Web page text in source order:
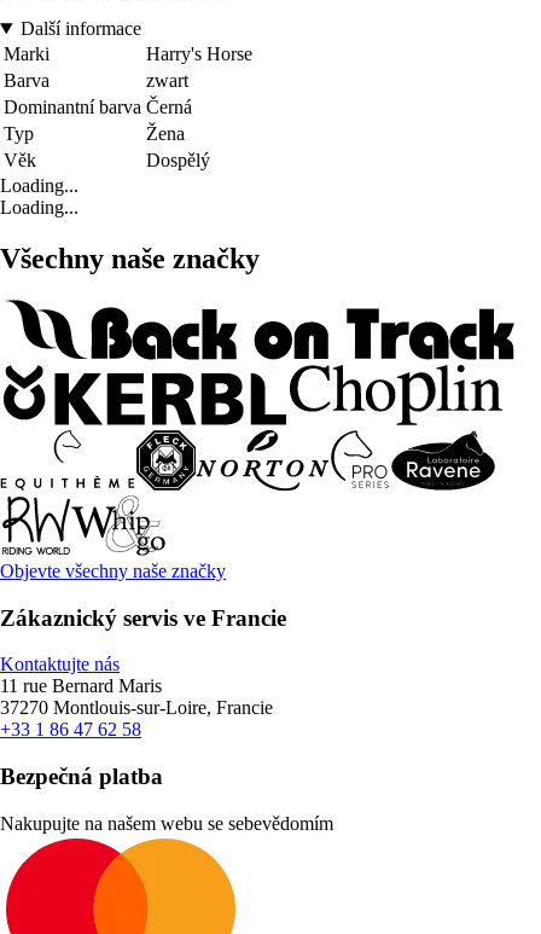
Další informace
Marki
Harry's Horse
Barva
zwart
Dominantní barva Černá
Typ
Žena
Věk
Dospělý
Loading...
Loading...
Všechny naše značky
Objevte všechny naše značky
Zákaznický servis ve Francie
Kontaktujte nás
11 rue Bernard Maris
37270 Montlouis-sur-Loire, Francie
+33 1 86 47 62 58
Bezpečná platba
Nakupujte na našem webu se sebevědomím